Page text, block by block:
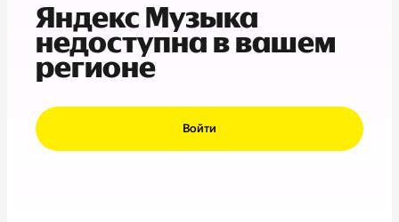
Яндекс Музыка
недоступна в вашем
регионе
Войти